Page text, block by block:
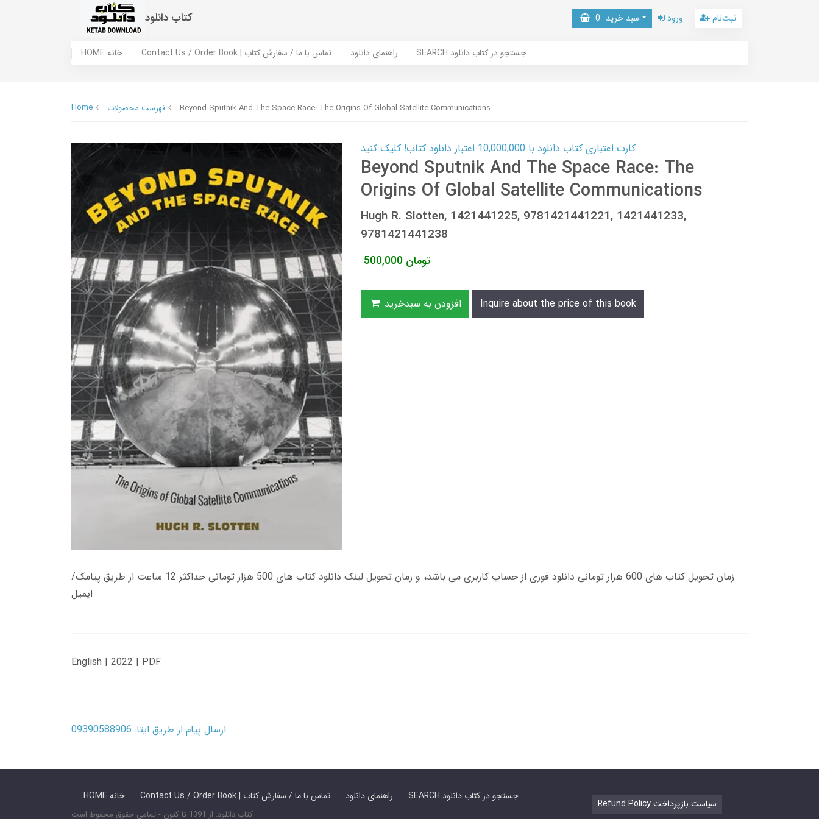
کتاب دانلود سبد خرید 0 ورود ثبت‌نام
HOME خانه Contact Us / Order Book | تماس با ما / سفارش کتاب راهنمای دانلود SEARCH جستجو در کتاب دانلود
Home فهرست محصولات Beyond Sputnik And The Space Race: The Origins Of Global Satellite Communications
کارت اعتباری کتاب دانلود با 10,000,000 اعتبار دانلود کتاب! کلیک کنید
Beyond Sputnik And The Space Race: The
Origins Of Global Satellite Communications
Hugh R. Slotten, 1421441225, 9781421441221, 1421441233,
9781421441238
500,000 تومان
افزودن به سبدخرید Inquire about the price of this book
زمان تحویل کتاب های 600 هزار تومانی دانلود فوری از حساب کاربری می باشد، و زمان تحویل لینک دانلود کتاب های 500 هزار تومانی حداکثر 12 ساعت از طریق پیامک/
ایمیل
English | 2022 | PDF
ارسال پیام از طریق ایتا: 09390588906
HOME خانه Contact Us / Order Book | تماس با ما / سفارش کتاب راهنمای دانلود SEARCH جستجو در کتاب دانلود
کتاب دانلود: از 1391 تا کنون - تمامی حقوق محفوظ است
Refund Policy سیاست بازپرداخت